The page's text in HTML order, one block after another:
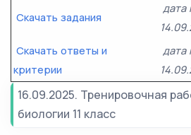
Скачать задания
дата
Скачать ответы и
критерии
дата
16.09.2025. Тренировочная
биологии 11 класс